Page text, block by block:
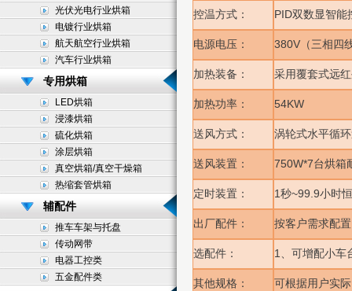
光伏光电行业烘箱
电镀行业烘箱
航天航空行业烘箱
汽车行业烘箱
专用烘箱
LED烘箱
浸漆烘箱
硫化烘箱
涂层烘箱
真空烘箱/真空干燥箱
热缩套管烘箱
辅配件
推车车架与托盘
传动网带
电器工控类
五金配件类
控温方式： PID双数显智能
电源电压： 380V （三相四
加热装备： 采用覆套式远
加热功率： 54KW
送风方式： 涡轮式水平循
送风装置： 750W*7台烘箱
定时装置： 1秒~99.9小时
出厂配件： 按客户需求配置
选配件： 1、可增配小车
其他规格： 可根据用户实